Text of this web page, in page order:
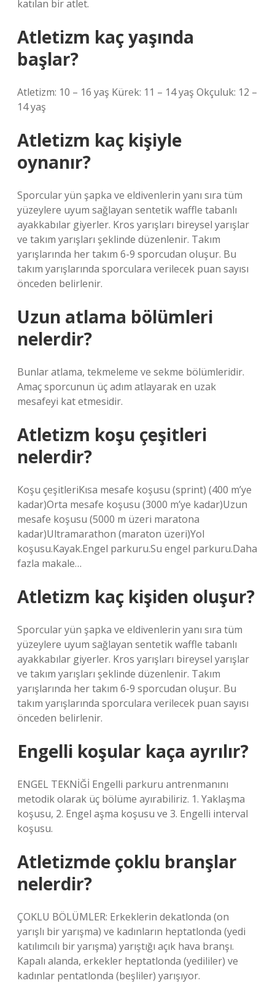
katılan bir atlet.
Atletizm kaç yaşında
başlar?
Atletizm: 10 – 16 yaş Kürek: 11 – 14 yaş Okçuluk: 12 –
14 yaş
Atletizm kaç kişiyle
oynanır?
Sporcular yün şapka ve eldivenlerin yanı sıra tüm
yüzeylere uyum sağlayan sentetik waffle tabanlı
ayakkabılar giyerler. Kros yarışları bireysel yarışlar
ve takım yarışları şeklinde düzenlenir. Takım
yarışlarında her takım 6-9 sporcudan oluşur. Bu
takım yarışlarında sporculara verilecek puan sayısı
önceden belirlenir.
Uzun atlama bölümleri
nelerdir?
Bunlar atlama, tekmeleme ve sekme bölümleridir.
Amaç sporcunun üç adım atlayarak en uzak
mesafeyi kat etmesidir.
Atletizm koşu çeşitleri
nelerdir?
Koşu çeşitleriKısa mesafe koşusu (sprint) (400 m’ye
kadar)Orta mesafe koşusu (3000 m’ye kadar)Uzun
mesafe koşusu (5000 m üzeri maratona
kadar)Ultramarathon (maraton üzeri)Yol
koşusu.Kayak.Engel parkuru.Su engel parkuru.Daha
fazla makale…
Atletizm kaç kişiden oluşur?
Sporcular yün şapka ve eldivenlerin yanı sıra tüm
yüzeylere uyum sağlayan sentetik waffle tabanlı
ayakkabılar giyerler. Kros yarışları bireysel yarışlar
ve takım yarışları şeklinde düzenlenir. Takım
yarışlarında her takım 6-9 sporcudan oluşur. Bu
takım yarışlarında sporculara verilecek puan sayısı
önceden belirlenir.
Engelli koşular kaça ayrılır?
ENGEL TEKNİĞİ Engelli parkuru antrenmanını
metodik olarak üç bölüme ayırabiliriz. 1. Yaklaşma
koşusu, 2. Engel aşma koşusu ve 3. Engelli interval
koşusu.
Atletizmde çoklu branşlar
nelerdir?
ÇOKLU BÖLÜMLER: Erkeklerin dekatlonda (on
yarışlı bir yarışma) ve kadınların heptatlonda (yedi
katılımcılı bir yarışma) yarıştığı açık hava branşı.
Kapalı alanda, erkekler heptatlonda (yedililer) ve
kadınlar pentatlonda (beşliler) yarışıyor.